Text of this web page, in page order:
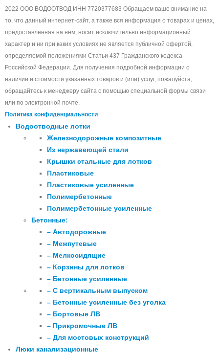
2022 ООО ВОДООТВОД ИНН 7720377683 Обращаем ваше внимание на
то, что данный интернет-сайт, а также вся информация о товарах и ценах,
предоставленная на нём, носит исключительно информационный
характер и ни при каких условиях не является публичной офертой,
определяемой положениями Статьи 437 Гражданского кодекса
Российской Федерации. Для получения подробной информации о
наличии и стоимости указанных товаров и (или) услуг, пожалуйста,
обращайтесь к менеджеру сайта с помощью специальной формы связи
или по электронной почте.
Политика конфиденциальности
Водоотводные лотки
Железнодорожные композитные
Из нержавеющей стали
Крышки стальные для лотков
Пластиковые
Пластиковые усиленные
Полимербетонные
Полимербетонные усиленные
Бетонные:
– Автодорожные
– Межпутевые
– Мелкосидящие
– Корзины для лотков
– Бетонные усиленные
– С вертикальным выпуском
– Бетонные усиленные без уголка
– Бортовые ЛВ
– Прикромочные ЛВ
– Для мостовых конструкций
Люки канализационные